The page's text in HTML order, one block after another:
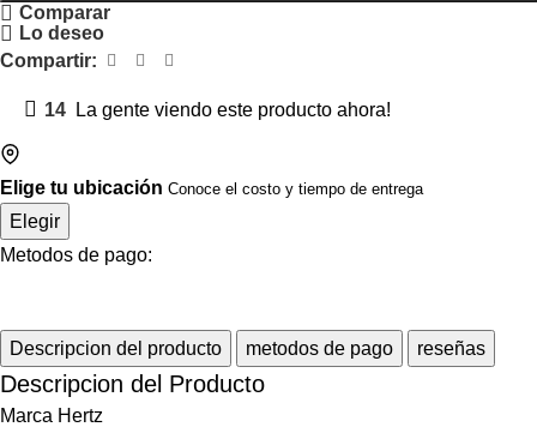
Comparar
Lo deseo
Compartir:
14 La gente viendo este producto ahora!
Elige tu ubicación Conoce el costo y tiempo de entrega
Elegir
Metodos de pago:
Descripcion del producto metodos de pago reseñas
Descripcion del Producto
Marca Hertz